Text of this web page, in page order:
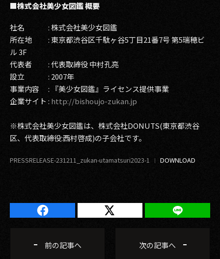
■株式会社美少女図鑑 概要
社名 : 株式会社美少女図鑑
所在地 : 東京都渋谷区千駄ヶ谷5丁目21番7号 第5瑞穂ビ
ル 3F
代表者 : 代表取締役 中村孔亮
設立 : 2007年
事業内容 : 『美少女図鑑』ライセンス提供事業
企業サイト : http://bishoujo-zukan.jp
※株式会社美少女図鑑は、株式会社DONUTS(東京都渋谷
区、代表取締役:西村啓成)の子会社です。
PRESSRELEASE-231211_zukan-utamatsuri2023-1
前の記事へ 次の記事へ